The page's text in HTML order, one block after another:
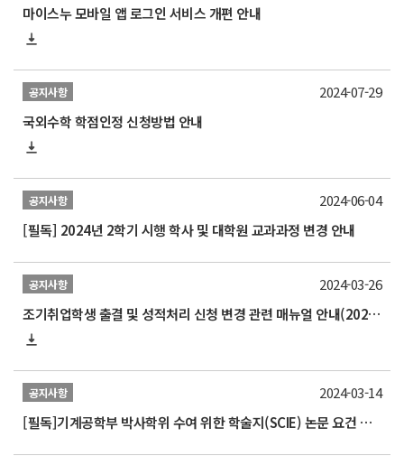
마이스누 모바일 앱 로그인 서비스 개편 안내
공지사항
국외수학 학점인정 신청방법 안내
2024-07-29
공지사항
[필독] 2024년 2학기 시행 학사 및 대학원 교과과정 변경 안내
2024-06-04
공지사항
조기취업학생 출결 및 성적처리 신청 변경 관련 매뉴얼 안내(2024.3.1.개정본)
2024-03-26
공지사항
[필독]기계공학부 박사학위 수여 위한 학술지(SCIE) 논문 요건 개정 알림
2024-03-14